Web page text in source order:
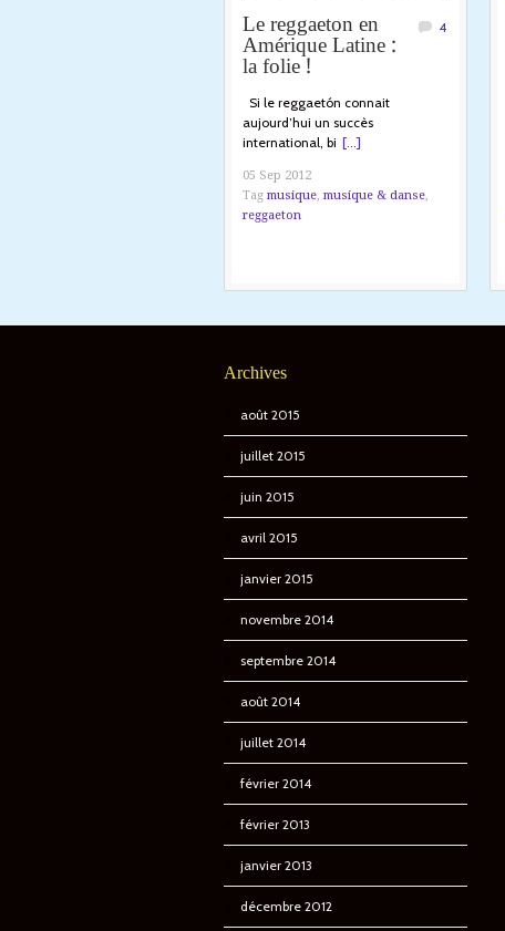
Le reggaeton en
Amérique Latine :
la folie !
4
Si le reggaetón connait
aujourd’hui un succès
international, bi [...]
05 Sep 2012
Tag musique, musique & danse,
reggaeton
Archives
août 2015
juillet 2015
juin 2015
avril 2015
janvier 2015
novembre 2014
septembre 2014
août 2014
juillet 2014
février 2014
février 2013
janvier 2013
décembre 2012